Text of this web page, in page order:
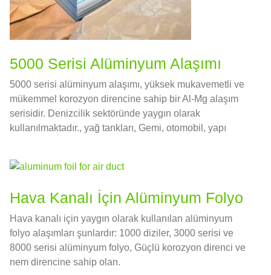
5000 Serisi Alüminyum Alaşımı
5000 serisi alüminyum alaşımı, yüksek mukavemetli ve
mükemmel korozyon direncine sahip bir Al-Mg alaşım
serisidir. Denizcilik sektöründe yaygın olarak
kullanılmaktadır., yağ tankları, Gemi, otomobil, yapı
Hava Kanalı İçin Alüminyum Folyo
Hava kanalı için yaygın olarak kullanılan alüminyum
folyo alaşımları şunlardır: 1000 diziler, 3000 serisi ve
8000 serisi alüminyum folyo, Güçlü korozyon direnci ve
nem direncine sahip olan.